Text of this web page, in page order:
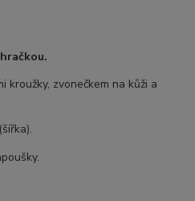
kroužky, zvonečkem na kůži a